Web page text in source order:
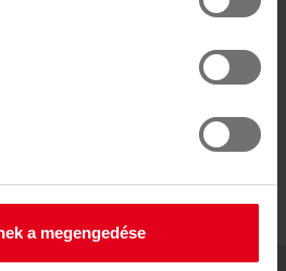
a megengedése
Rendelet
1. sz. melléklete
Kft. minden, a koncesszió
kezelését (gyűjtését,
végzi.